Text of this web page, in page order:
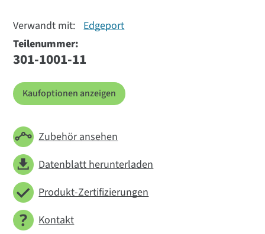
Verwandt mit: Edgeport
Teilenummer:
301-1001-11
Kaufoptionen anzeigen
Zubehör ansehen
Datenblatt herunterladen
Produkt-Zertifizierungen
Kontakt